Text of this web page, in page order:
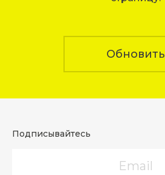
Обновить
Подписывайтесь